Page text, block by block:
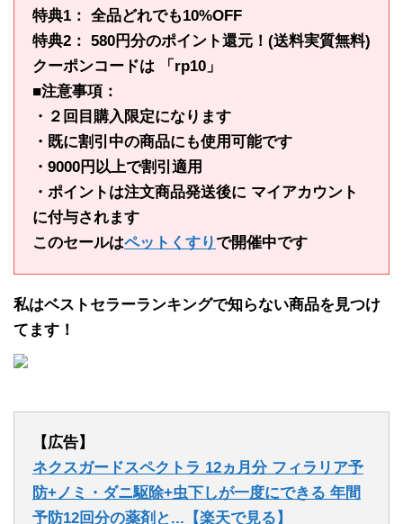
特典1： 全品どれでも10%OFF
特典2： 580円分のポイント還元！(送料実質無料)
クーポンコードは 「rp10」
■注意事項：
・２回目購入限定になります
・既に割引中の商品にも使用可能です
・9000円以上で割引適用
・ポイントは注文商品発送後に マイアカウント
に付与されます
このセールはペットくすりで開催中です
私はベストセラーランキングで知らない商品を見つけ
てます！
【広告】
ネクスガードスペクトラ 12ヵ月分 フィラリア予
防+ノミ・ダニ駆除+虫下しが一度にできる 年間
予防12回分の薬剤と...【楽天で見る】